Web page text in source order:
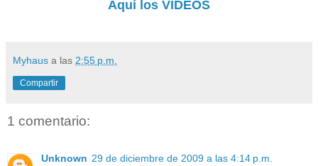
Aquí los VIDEOS
Myhaus a las 2:55 p.m.
Compartir
1 comentario:
Unknown 29 de diciembre de 2009 a las 4:14 p.m.